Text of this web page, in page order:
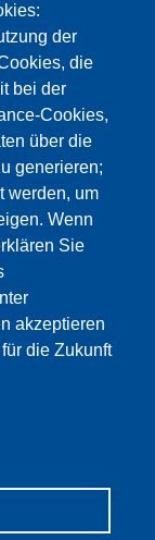
der
die
bei der
Cookies,
über die
generieren;
werden, um
Wenn
Sie
akzeptieren
die Zukunft